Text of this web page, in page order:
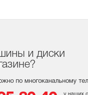
и диски
по многоканальному